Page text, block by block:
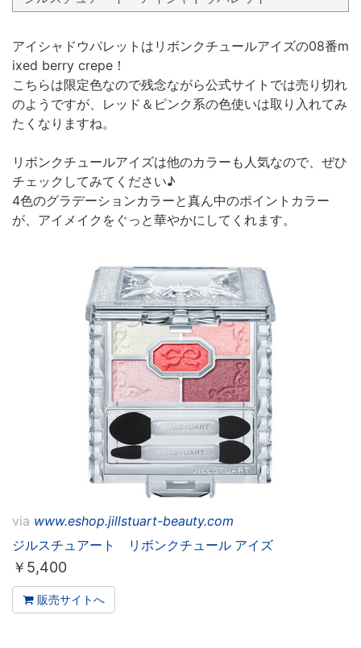
アイシャドウパレットはリボンクチュールアイズの08番m
ixed berry crepe！
こちらは限定色なので残念ながら公式サイトでは売り切れ
のようですが、レッド＆ピンク系の色使いは取り入れてみ
たくなりますね。
リボンクチュールアイズは他のカラーも人気なので、ぜひ
チェックしてみてください♪
4色のグラデーションカラーと真ん中のポイントカラー
が、アイメイクをぐっと華やかにしてくれます。
via www.eshop.jillstuart-beauty.com
ジルスチュアート リボンクチュール アイズ
￥ 5,400
販売サイトへ